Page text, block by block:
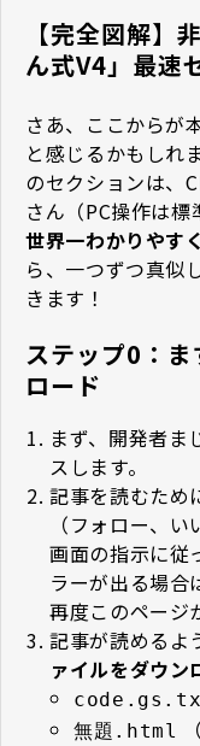
【完全図解】
ん式V4」最速
さあ、ここからが
と感じるかもしれ
のセクションは、
さん（PC操作は標
世界一わかりやすく
ら、一つずつ真似
きます！
ステップ0：
ロード
まず、開発者ま
スします。
記事を読むた
（フォロー、
画面の指示に従
ラーが出る場合
再度このページ
記事が読めるよ
ァイルをダウン
無題.html